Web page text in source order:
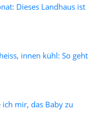
Dieses Landhaus ist
innen kühl: So geht
mir, das Baby zu